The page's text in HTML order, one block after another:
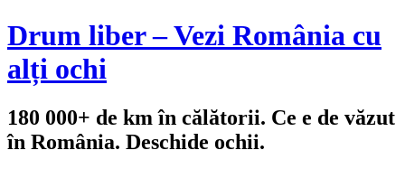
Drum liber – Vezi România cu
alți ochi
180 000+ de km în călătorii. Ce e de văzut
în România. Deschide ochii.